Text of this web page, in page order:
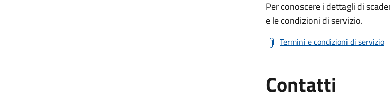
Per conoscere i dettagli di
e le condizioni di servizio.
Termini e condizioni di servizio
Contatti